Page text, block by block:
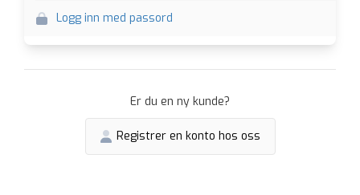
Logg inn med passord
Er du en ny kunde?
Registrer en konto hos oss